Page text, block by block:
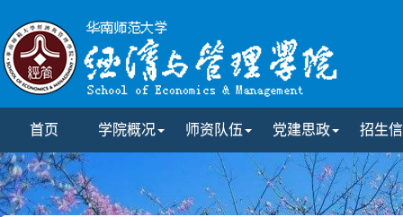
首页 学院概况 师资队伍 党建思政 招生